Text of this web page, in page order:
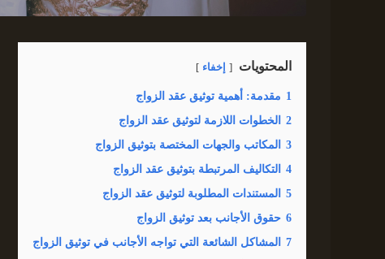
المحتويات إخفاء
1 مقدمة: أهمية توثيق عقد الزواج
2
الخطوات اللازمة لتوثيق عقد الزواج
3
المكاتب والجهات المختصة بتوثيق الزواج
4
التكاليف المرتبطة بتوثيق عقد الزواج
5
المستندات المطلوبة لتوثيق عقد الزواج
6 حقوق الأجانب بعد توثيق الزواج
7
المشاكل الشائعة التي تواجه الأجانب في توثيق الزواج